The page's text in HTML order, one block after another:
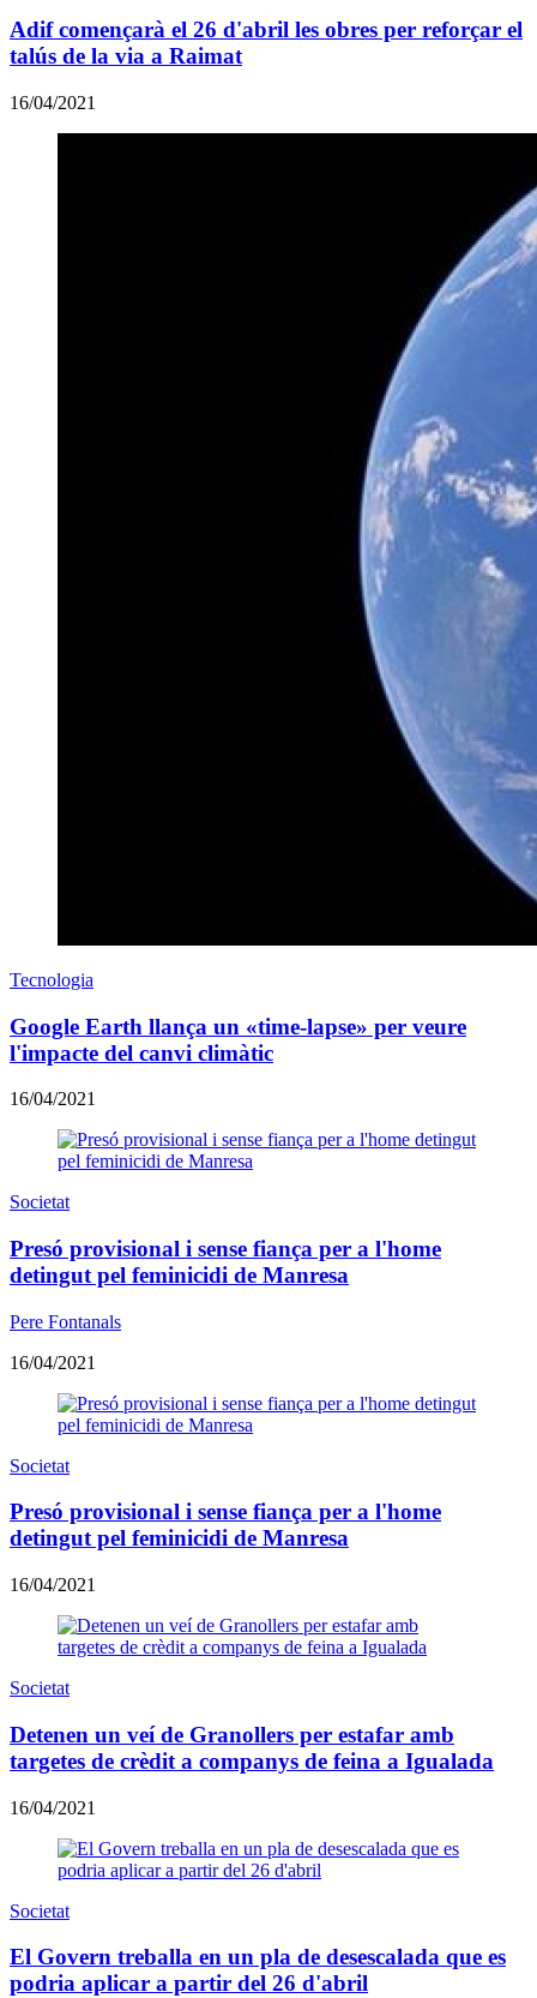
Adif començarà el 26 d'abril les obres per reforçar el
talús de la via a Raimat
16/04/2021
Tecnologia
Google Earth llança un «time-lapse» per veure
l'impacte del canvi climàtic
16/04/2021
Societat
Presó provisional i sense fiança per a l'home
detingut pel feminicidi de Manresa
Pere Fontanals
16/04/2021
Societat
Presó provisional i sense fiança per a l'home
detingut pel feminicidi de Manresa
16/04/2021
Societat
Detenen un veí de Granollers per estafar amb
targetes de crèdit a companys de feina a Igualada
16/04/2021
Societat
El Govern treballa en un pla de desescalada que es
podria aplicar a partir del 26 d'abril